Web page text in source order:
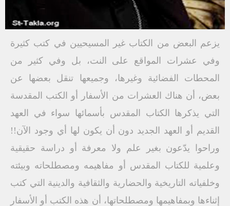
يزعم البعض من الكتاب غير المسيحيين في كتب كثيرة
وفي عشرات المواقع على النت، بل وفي كثير من
المحطات الفضائية وغيرها، وجميعها تنقل بعضها عن
بعض، أن هناك العشرات من الأسفار أو الكتب المقدسة
التي يذكرها الكتاب المقدس بأسمائها سواء في العهد
القديم أو العهد الجديد دون أن يكون لها أي وجود الآن!!
وراحوا يدّعون بغير علم ولا معرفة أو دراسة حقيقية
وعلمية للكتاب المقدس أو مفاهيمه ومصطلحاته وبيئته
وخلفياته التاريخية والحضارية والثقافية والدينية التي كتب
إثناءها وبمفاهيمها ومصطلحاتها، أن هذه الكتب أو الأسفار